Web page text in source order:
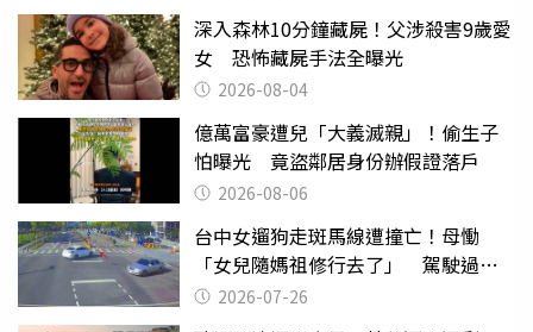
深入森林10分鐘藏屍！父涉殺害9歲愛
女 恐怖藏屍手法全曝光
2026-08-04
億萬富豪遭兒「大義滅親」！偷生子
怕曝光 竟盜鄰居身份辦假證落戶
2026-08-06
台中女遛狗走斑馬線遭撞亡！母慟
「女兒隨媽祖修行去了」 駕駛過失
致死判9月
2026-07-26